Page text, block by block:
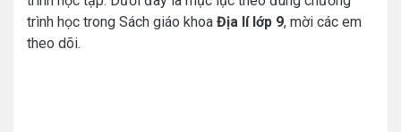
trình học trong Sách giáo khoa Địa lí lớp 9, mời các em
theo dõi.